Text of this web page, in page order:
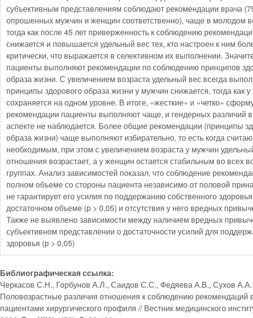
субъективным представлениям соблюдают рекомендации врача (75 и 77 из 100
опрошенных мужчин и женщин соответственно), чаще в молодом
тогда как после 45 лет приверженность к соблюдению
снижается и повышается удельный вес тех, кто настроен к ним
критически, что выражается в селективном их выполнении.
пациенты выполняют рекомендации по соблюдению принципов
образа жизни. С увеличением возраста удельный вес всегда
принципы здорового образа жизни у мужчин снижается, тогда как
сохраняется на одном уровне. В итоге, «жесткие» и «четко»
рекомендации пациенты выполняют чаще, и гендерных различий
аспекте не наблюдается. Более общие рекомендации (принципы
образа жизни) чаще выполняют избирательно, то есть когда
необходимым, при этом с увеличением возраста у мужчин
отношения возрастает, а у женщин остается стабильным во всех
группах. Анализ зависимостей показал, что соблюдение
полном объеме со стороны пациента независимо от половой
не гарантирует его усилия по поддержанию собственного
достаточном объеме (р > 0,05) и отсутствия у него вредных
Также не выявлено зависимости между наличием вредных привычек и
субъективном представлении о достаточности усилий для
здоровья (р > 0,05)
Библиографическая ссылка:
Черкасов С.Н., Горбунов А.Л., Саидов С.С., Федяева А.В., Сухов А.А.
Половозрастные различия отношения к соблюдению рекомендаций
пациентами хирургического профиля // Вестник медицинского